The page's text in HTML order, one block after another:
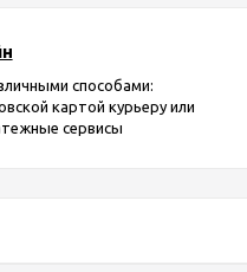
способами:
картой курьеру или
сервисы